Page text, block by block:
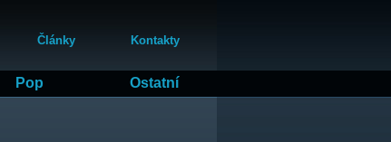
Články Kontakty
Pop Ostatní